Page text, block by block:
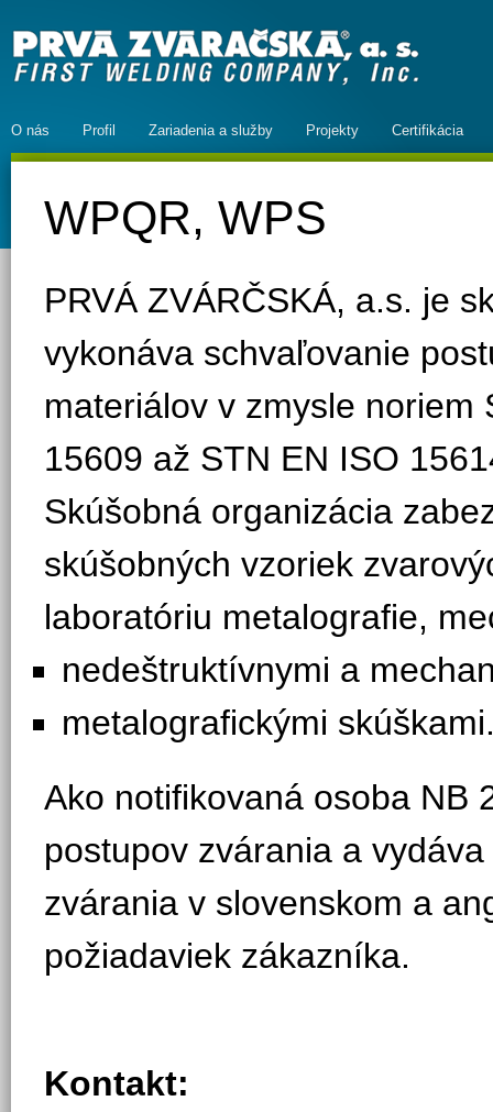
O nás Profil Zariadenia a služby Projekty Certifikácia
WPQR, WPS
PRVÁ ZVÁRČSKÁ, a.s. je
vykonáva schvaľovanie
materiálov v zmysle
15609 až STN EN ISO
Skúšobná organizácia
skúšobných vzoriek
laboratóriu metalografie,
nedeštruktívnymi a
metalografickými
Ako notifikovaná osoba NB
postupov zvárania a
zvárania v slovenskom a
požiadaviek zákazníka.
Kontakt: